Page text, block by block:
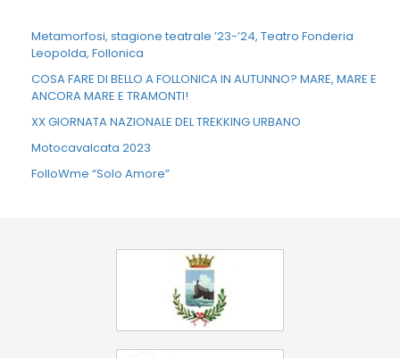
Metamorfosi, stagione teatrale ’23-’24, Teatro Fonderia
Leopolda, Follonica
COSA FARE DI BELLO A FOLLONICA IN AUTUNNO? MARE, MARE E
ANCORA MARE E TRAMONTI!
XX GIORNATA NAZIONALE DEL TREKKING URBANO
Motocavalcata 2023
FolloWme “Solo Amore”